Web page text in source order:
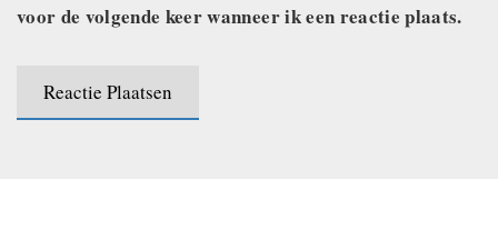
voor de volgende keer wanneer ik een reactie plaats.